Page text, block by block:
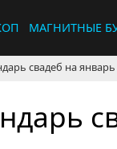
МАГНИТНЫЕ
свадеб на январь